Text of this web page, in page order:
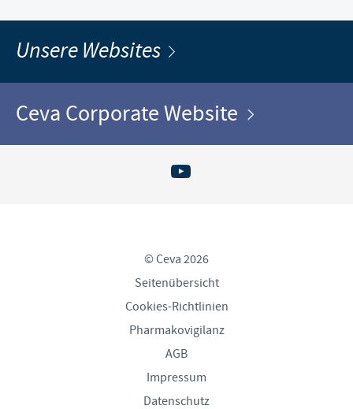
Unsere Websites
Ceva Corporate Website
© Ceva 2026
Seitenübersicht
Cookies-Richtlinien
Pharmakovigilanz
AGB
Impressum
Datenschutz